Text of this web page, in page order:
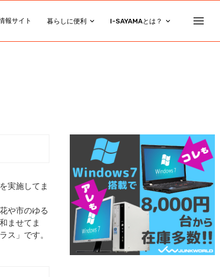
報サイト 暮らしに便利 I-SAYAMAとは？
実施してま
や市のゆる
ませてま
ス」です。